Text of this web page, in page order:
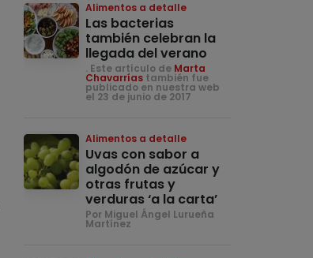
Alimentos a detalle
Las bacterias
también celebran la
llegada del verano
. Este artículo de Marta
Chavarrías también fue
publicado en nuestra web
el 23 de junio de 2017
Alimentos a detalle
Uvas con sabor a
algodón de azúcar y
otras frutas y
verduras ‘a la carta’
Por Miguel Ángel Lurueña
Martínez